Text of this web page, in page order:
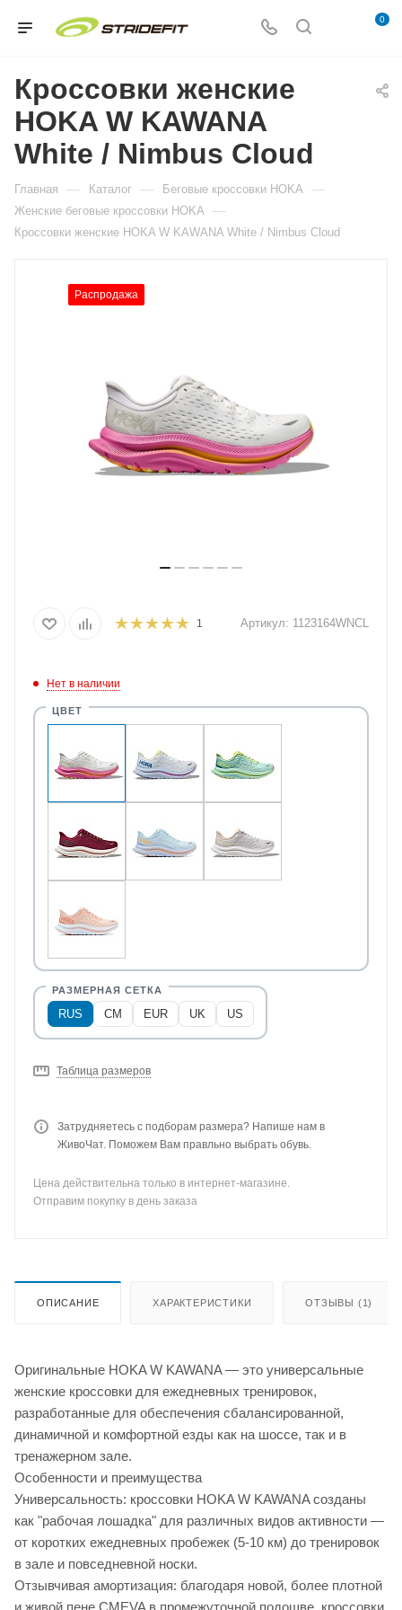
0
Кроссовки женские
HOKA W KAWANA
White / Nimbus Cloud
Главная — Каталог — Беговые кроссовки HOKA —
Женские беговые кроссовки HOKA —
Кроссовки женские HOKA W KAWANA White / Nimbus Cloud
Распродажа
1 Артикул: 1123164WNCL
Нет в наличии
RUS CM EUR UK US
Таблица размеров
Затрудняетесь с подборам размера? Напише нам в
ЖивоЧат. Поможем Вам правльно выбрать обувь.
Цена действительна только в интернет-магазине.
Отправим покупку в день заказа
ОПИСАНИЕ ХАРАКТЕРИСТИКИ ОТЗЫВЫ (1)
Оригинальные HOKA W KAWANA — это универсальные
женские кроссовки для ежедневных тренировок,
разработанные для обеспечения сбалансированной,
динамичной и комфортной езды как на шоссе, так и в
тренажерном зале.
Особенности и преимущества
Универсальность: кроссовки HOKA W KAWANA созданы
как "рабочая лошадка" для различных видов активности —
от коротких ежедневных пробежек (5-10 км) до тренировок
в зале и повседневной носки.
Отзывчивая амортизация: благодаря новой, более плотной
и живой пене CMEVA в промежуточной подошве, кроссовки